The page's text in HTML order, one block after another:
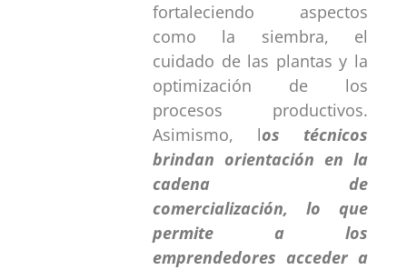
fortaleciendo aspectos
como la siembra, el
cuidado de las plantas y la
optimización de los
procesos productivos.
Asimismo, los técnicos
brindan orientación en la
cadena de
comercialización, lo que
permite a los
emprendedores acceder a